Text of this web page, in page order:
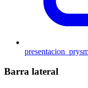
Barra lateral